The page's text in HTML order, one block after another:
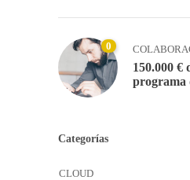
0
150.000 €
programa
Categorías
CLOUD